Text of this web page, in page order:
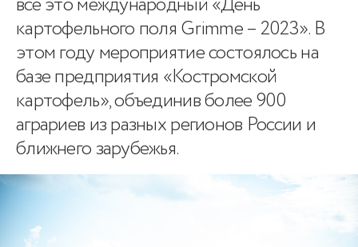
картофельного поля Grimme – 2023». В
этом году мероприятие состоялось на
базе предприятия «Костромской
картофель», объединив более 900
аграриев из разных регионов России и
ближнего зарубежья.